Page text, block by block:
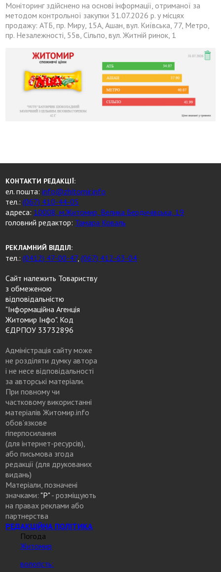
Моніторинг здійснено на основі інформації, отриманої за
методом контрольної закупки 31.07.2026 р. у місцях
продажу: АТБ, пр. Миру, 15А, Ашан, вул. Київська, 77, Метро,
пр. Незалежності, 55в, Сільпо, вул. Житній ринок, 1
КОНТАКТИ РЕДАКЦІЇ:
ел. пошта:info@zhitomir.info
тел.:(067) 410-44-05
адреса: 10008, м.Житомир, Велика Бердичівська, 19
головний редактор: Тамара Коваль
РЕКЛАМНИЙ ВІДДІЛ:
тел.:(0412) 47-00-47,(067) 412-63-04
Сайт належить Товариству
з обмеженою
відповідальністю
"Інформаційна Агенція
Житомир Інфо". Код
ЄДРПОУ 33732896
Адміністрація сайту може
не розділяти думку автора
і не несе відповідальності
за авторські матеріали.
При повному чи
частковому використанні
матеріалів Житомир.info
обов’язкове
гіперпосилання
(для інтернет-ресурсів),
або письмова згода
редакції (для друкованих
видань)
Матеріали, позначені
значками: "Р"- розміщують
на правах реклами або
партнерства
РЕДАКЦІЙНА ПОЛІТИКА
Погода
Житомир
вологість: